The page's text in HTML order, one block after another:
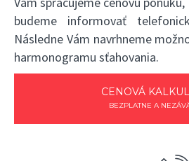
budeme informovať
Následne Vám navrhneme
harmonogramu sťahovania.
CENOVÁ
BEZPLATNE A